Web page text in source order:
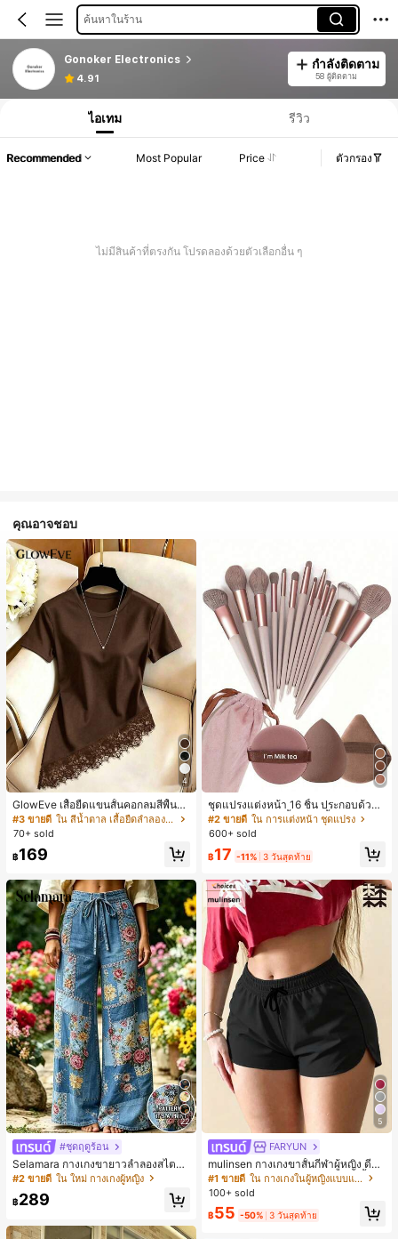
ค้นหาในร้าน
Gonoker Electronics
4.91
กำลังติดตาม
58 ผู้ติดตาม
ไอเทม รีวิว
Recommended Most Popular Price ตัวกรอง
ไม่มีสินค้าที่ตรงกัน โปรดลองด้วยตัวเลือกอื่น ๆ
คุณอาจชอบ
4
GlowEve เสื้อยืดแขนสั้นคอกลมสีพื้นลำ
ลองอเนกประสงค์สำหรับผู้หญิง
#3 ขายดี
ใน สีน้ำตาล เสื้อยืดลำลองพื้นฐาน
70+ sold
฿169
22
#ชุดฤดูร้อน
Selamara กางเกงขายาวลำลองสไตล์โ
บฮีเมียนสำหรับพักผ่อน สีกากี ผิวสัมผัส
มีเท็กซ์เจอร์ เอวสูงทรงหลวม เอวยางยืด
พร้อมเชือกรูด ทรงขาตรงทิ้งตัว ขากว้า
ดินทาง
#2 ขายดี ใน ใหม่ กางเกงผู้หญิง
฿289
ชุดแปรงแต่งหน้า 16 ชิ้น ประกอบด้วยแ
ปรงแต่งหน้า 13 ชิ้น, ฟองน้ำแต่งหน้ารู
ปหยดน้ำ 1 ชิ้น, แปรงแป้งรองพื้นกลม 1
1 ชิ้น - ชุดคลาสสิก ทำจากขนสังเคราะ
หญิงและเด็กผู้หญิง เหมาะสำหรับฤดูใบ
ไม้ร่วงและฤดูหนาว
#2 ขายดี ใน การแต่งหน้า ชุดแปรง
600+ sold
฿17 -11% 3 วันสุดท้าย
5
FARYUN
mulinsen กางเกงขาสั้นกีฬาผู้หญิง ดีไซ
น์ปลายเปิด เอวยืดหยุ่น กางเกงขาสั้น
ลำลองกีฬาฤดูร้อน ความยาว 3/4
#1 ขายดี
ใน กางเกงในผู้หญิงแบบแอคทีฟ
100+ sold
฿55 -50% 3 วันสุดท้าย